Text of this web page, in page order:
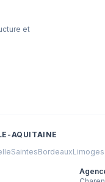
et
AQUITAINE
SaintesBordeauxLimoges